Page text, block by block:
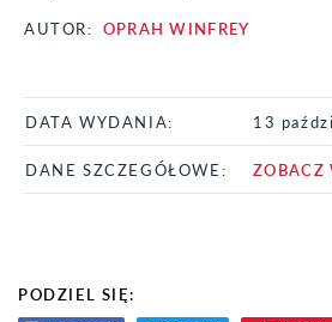
AUTOR: OPRAH WINFREY
DATA WYDANIA: 13
DANE SZCZEGÓŁOWE: ZOBACZ
PODZIEL SIĘ: